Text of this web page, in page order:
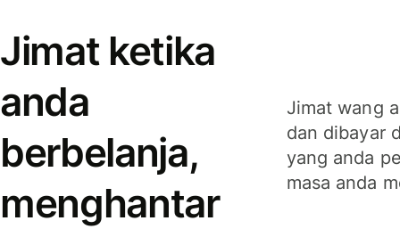
Jimat ketika
anda
berbelanja,
menghantar
Jimat wang
dan dibayar
yang anda
masa anda